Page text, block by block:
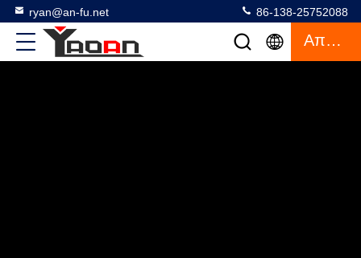
ryan@an-fu.net 86-138-25752088
Απόσπασμα